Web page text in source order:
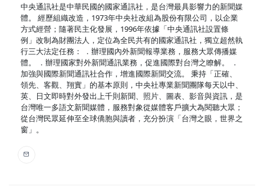
中央通訊社是中華民國的國家通訊社，是台灣最具影響力的新聞媒
體。 經歷組織改造，1973年中央社改組為股份有限公司，以企業
方式經營；隨著民主化發展，1996年依據「中央通訊社設置條
例」改制為財團法人，定位為全民共有的國家通訊社，獨立超然執
行三大法定任務： ．辦理國內外新聞報導業務，服務大眾傳播媒
體。 ．辦理國家對外新聞通訊業務，促進國際對台灣之瞭解。 ．
加強與國際新聞通訊社合作，增進國際新聞交流。 秉持「正確、
領先、客觀、翔實」的基本原則，中央社專業新聞團隊每天以中、
英、日文即時對外發出上千則新聞、照片、圖表、影音與資訊，是
台灣唯一多語文新聞媒體，服務對象從媒體客戶擴大為閱聽大眾；
從台灣民眾延伸至全球僑胞與讀者，充分扮演「台灣之眼，世界之
窗」。